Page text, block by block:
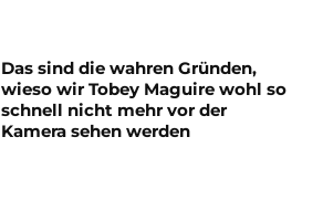
Das sind die wahren Gründen,
wieso wir Tobey Maguire wohl so
schnell nicht mehr vor der
Kamera sehen werden